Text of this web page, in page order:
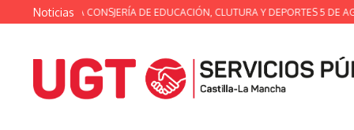
Saltar al contenido
Noticias
DE LA CONSJERÍA DE EDUCACIÓN, CLUTURA Y DEPORTES 5 DE